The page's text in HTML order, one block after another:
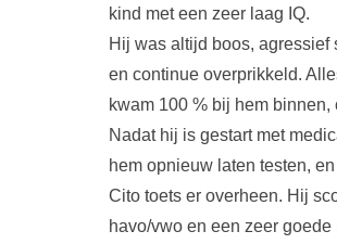
kind met een zeer laag IQ.
Hij was altijd boos, agressief
en continue overprikkeld.
kwam 100 % bij hem binnen,
Nadat hij is gestart met
hem opnieuw laten testen,
Cito toets er overheen. Hij
havo/vwo en een zeer goede